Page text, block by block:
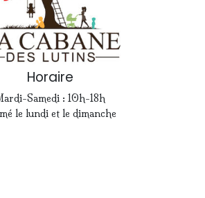
Horaire
Samedi : 10h-18h
le lundi et le dimanche